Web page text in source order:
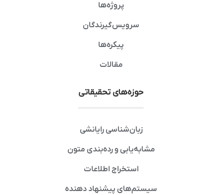
پروژه‌ها
سرویس‌گیرندگان
پیکره‌ها
مقالات
حوزه‌های تحقیقاتی
زبان‌شناسی رایانشی
مشابه‌یابی و رده‌بندی متون
استخراج اطلاعات
سیستم‌های پیشنهاد دهنده